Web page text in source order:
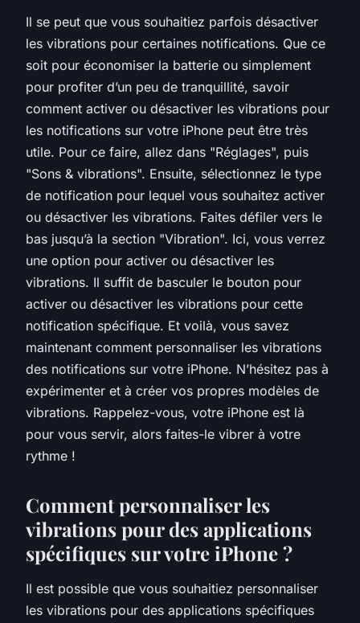
Il se peut que vous souhaitiez parfois désactiver
les vibrations pour certaines notifications. Que ce
soit pour économiser la batterie ou simplement
pour profiter d’un peu de tranquillité, savoir
comment activer ou désactiver les vibrations pour
les notifications sur votre iPhone peut être très
utile. Pour ce faire, allez dans "Réglages", puis
"Sons & vibrations". Ensuite, sélectionnez le type
de notification pour lequel vous souhaitez activer
ou désactiver les vibrations. Faites défiler vers le
bas jusqu’à la section "Vibration". Ici, vous verrez
une option pour activer ou désactiver les
vibrations. Il suffit de basculer le bouton pour
activer ou désactiver les vibrations pour cette
notification spécifique. Et voilà, vous savez
maintenant comment personnaliser les vibrations
des notifications sur votre iPhone. N’hésitez pas à
expérimenter et à créer vos propres modèles de
vibrations. Rappelez-vous, votre iPhone est là
pour vous servir, alors faites-le vibrer à votre
rythme !
Comment personnaliser les
vibrations pour des applications
spécifiques sur votre iPhone ?
Il est possible que vous souhaitiez personnaliser
les vibrations pour des applications spécifiques